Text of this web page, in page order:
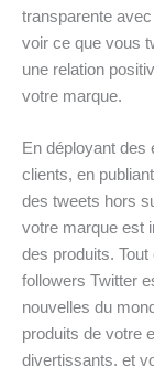
transparente
voir ce que vous
une relation
votre marque.
En déployant des
clients, en
des tweets hors
votre marque est
des produits.
followers Twitter
nouvelles du
produits de votre
divertissants, et